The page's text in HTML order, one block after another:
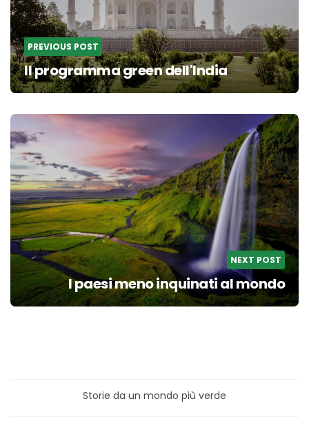
PREVIOUS POST
Il programma green dell'India
NEXT POST
I paesi meno inquinati al mondo
Storie da un mondo più verde